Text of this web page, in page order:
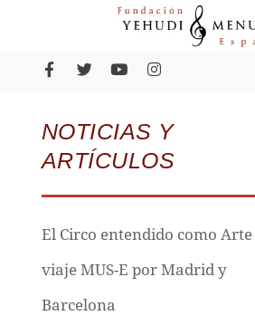
NOTICIAS Y
ARTÍCULOS
El Circo entendido como
viaje MUS-E por Madrid y
Barcelona